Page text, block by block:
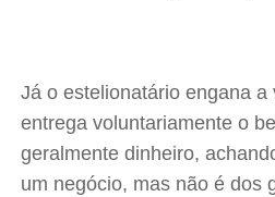
Já o estelionatário engana a
entrega voluntariamente o
geralmente dinheiro,
um negócio, mas não é dos